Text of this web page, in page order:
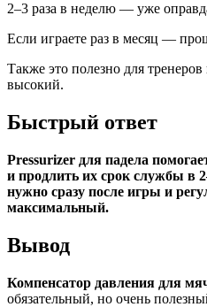
2–3 раза в неделю — уже
Если играете раз в месяц —
Также это полезно для
высокий.
Быстрый ответ
Pressurizer для падела
и продлить их срок службы в
нужно сразу после игры и
максимальный.
Вывод
Компенсатор давления для
обязательный, но очень